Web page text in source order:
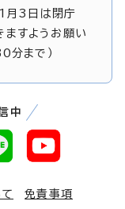
月3日は閉庁
ますようお願い
分まで）
中
免責事項